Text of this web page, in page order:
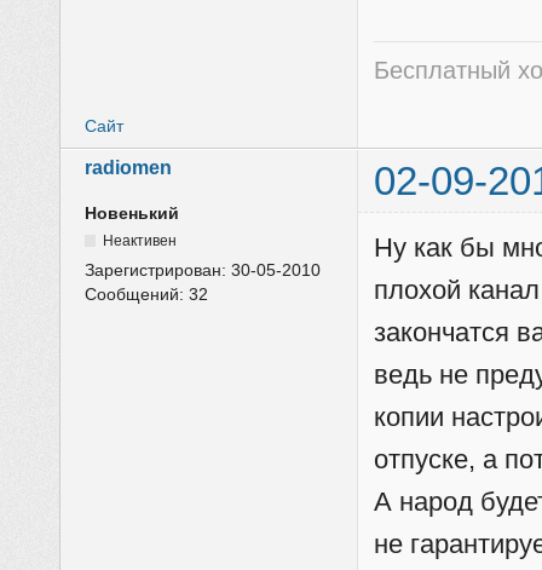
Бесплатный
Сайт
radiomen 02-09-
Новенький
Неактивен
Зарегистрирован:30-05-2010
Сообщений:32
Ну как бы
плохой
закончатся
ведь не
копии
отпуске, а
А народ
не